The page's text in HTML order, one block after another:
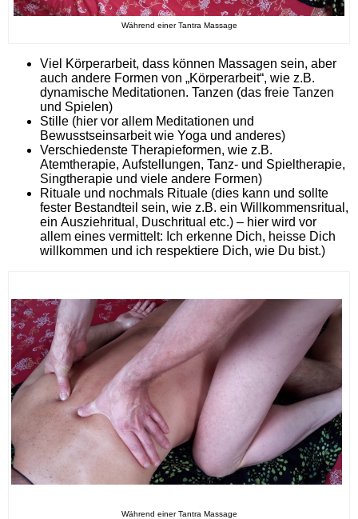
Während einer Tantra Massage
Viel Körperarbeit, dass können Massagen sein, aber
auch andere Formen von „Körperarbeit“, wie z.B.
dynamische Meditationen. Tanzen (das freie Tanzen
und Spielen)
Stille (hier vor allem Meditationen und
Bewusstseinsarbeit wie Yoga und anderes)
Verschiedenste Therapieformen, wie z.B.
Atemtherapie, Aufstellungen, Tanz- und Spieltherapie,
Singtherapie und viele andere Formen)
Rituale und nochmals Rituale (dies kann und sollte
fester Bestandteil sein, wie z.B. ein Willkommensritual,
ein Ausziehritual, Duschritual etc.) – hier wird vor
allem eines vermittelt: Ich erkenne Dich, heisse Dich
willkommen und ich respektiere Dich, wie Du bist.)
Während einer Tantra Massage